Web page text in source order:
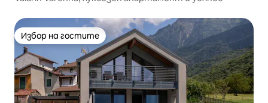
Избор на гостите
Избор на гостите